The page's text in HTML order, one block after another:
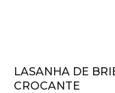
LASANHA DE
CROCANTE